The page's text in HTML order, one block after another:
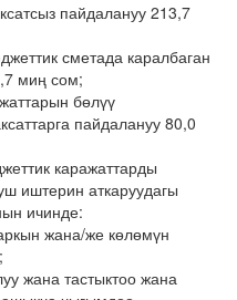
пайдалануу 213,7
сметада каралбаган
миң сом;
бөлүү
пайдалануу 80,0
каражаттарды
иштерин аткаруудагы
ичинде:
жана/же көлөмүн
жана тастыктоо жана